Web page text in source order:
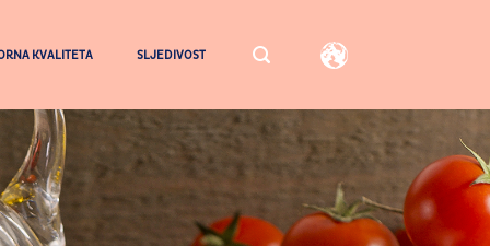
KVALITETA SLJEDIVOST